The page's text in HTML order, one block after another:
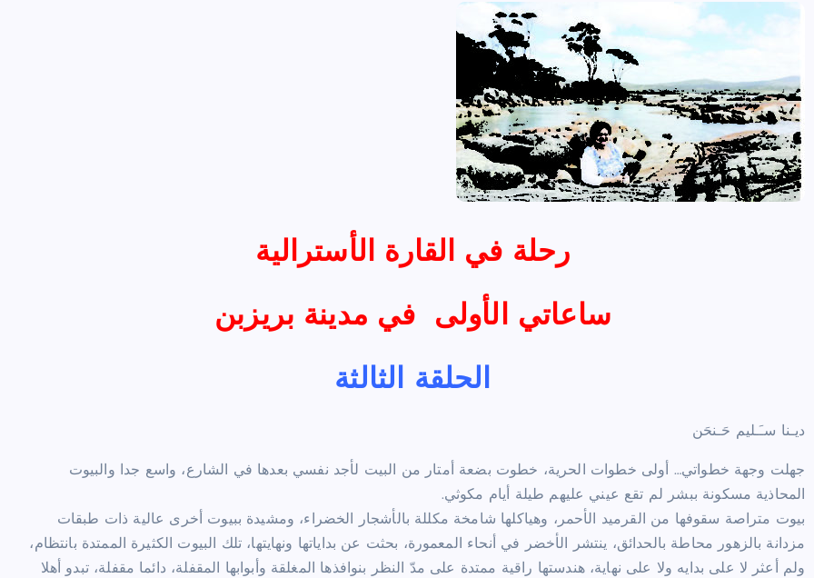
رحلة في القارة الأسترالية
ساعاتي الأولى في مدينة بريزبن
الحلقة الثالثة
ديـنا سـَـليم حَـنحَن
جهلت وجهة خطواتي… أولى خطوات الحرية، خطوت بضعة أمتار من البيت لأجد نفسي بعدها في الشارع، واسع جدا والبيوت
المحاذية مسكونة ببشر لم تقع عيني عليهم طيلة أيام مكوثي.
بيوت متراصة سقوفها من القرميد الأحمر، وهياكلها شامخة مكللة بالأشجار الخضراء، ومشيدة ببيوت أخرى عالية ذات طبقات
مزدانة بالزهور محاطة بالحدائق، ينتشر الأخضر في أنحاء المعمورة، بحثت عن بداياتها ونهايتها، تلك البيوت الكثيرة الممتدة بانتظام،
ولم أعثر لا على بدايه ولا على نهاية، هندستها راقية ممتدة على مدّ النظر بنوافذها المغلقة وأبوابها المقفلة، دائما مقفلة، تبدو أهلا